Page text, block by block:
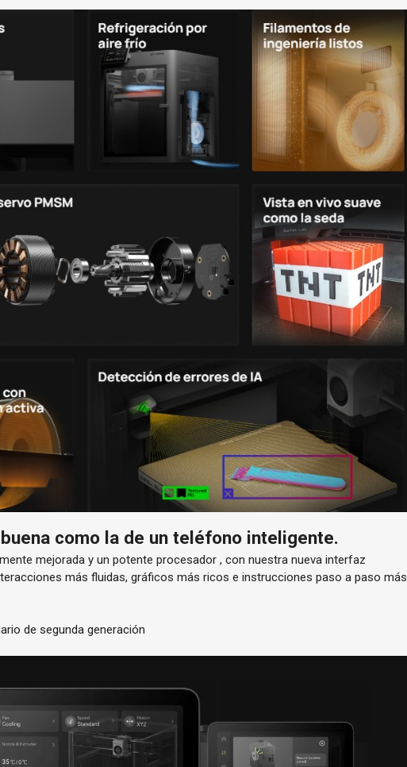
como la de un teléfono inteligente.
mejorada y unpotente procesador , con nuestra nueva interfaz
más fluidas, gráficos más ricos e instrucciones paso a paso más
de segunda generación